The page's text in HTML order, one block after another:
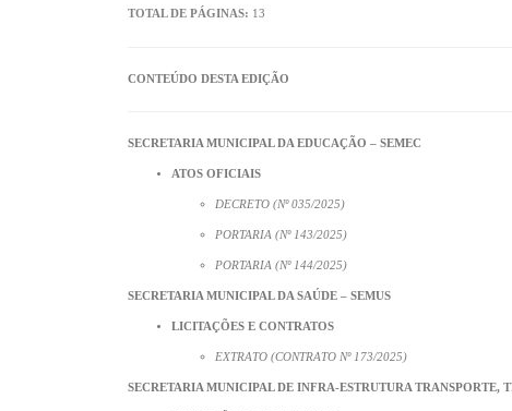
TOTAL DE PÁGINAS: 13
CONTEÚDO DESTA EDIÇÃO
SECRETARIA MUNICIPAL DA EDUCAÇÃO – SEMEC
ATOS OFICIAIS
DECRETO (Nº 035/2025)
PORTARIA (Nº 143/2025)
PORTARIA (Nº 144/2025)
SECRETARIA MUNICIPAL DA SAÚDE – SEMUS
LICITAÇÕES E CONTRATOS
EXTRATO (CONTRATO Nº 173/2025)
SECRETARIA MUNICIPAL DE INFRA-ESTRUTURA TRANSPORTE,